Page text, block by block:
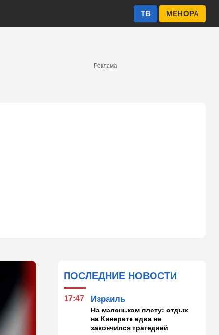
МЕНОРА
ТВ
Реклама
ПОСЛЕДНИЕ НОВОСТИ
17:47 Израиль
На маленьком плоту: отдых
на Кинерете едва не
закончился трагедией